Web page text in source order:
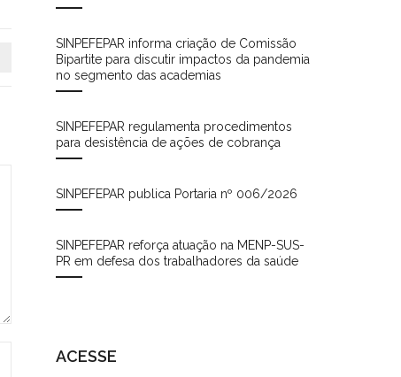
SINPEFEPAR informa criação de Comissão
Bipartite para discutir impactos da pandemia
no segmento das academias
SINPEFEPAR regulamenta procedimentos
para desistência de ações de cobrança
SINPEFEPAR publica Portaria nº 006/2026
SINPEFEPAR reforça atuação na MENP-SUS-
PR em defesa dos trabalhadores da saúde
ACESSE